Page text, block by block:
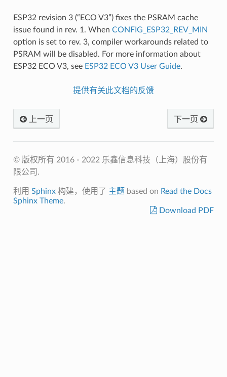
ESP32 revision 3 (“ECO V3”) fixes the PSRAM cache
issue found in rev. 1. When CONFIG_ESP32_REV_MIN
option is set to rev. 3, compiler workarounds related to
PSRAM will be disabled. For more information about
ESP32 ECO V3, see ESP32 ECO V3 User Guide.
提供有关此文档的反馈
上一页 下一页
© 版权所有 2016 - 2022 乐鑫信息科技（上海）股份有
限公司.
利用 Sphinx构建，使用了 主题 based on Read the Docs
Sphinx Theme.
Download PDF